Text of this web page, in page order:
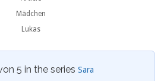
Mädchen
Lukas
5 in the series Sara